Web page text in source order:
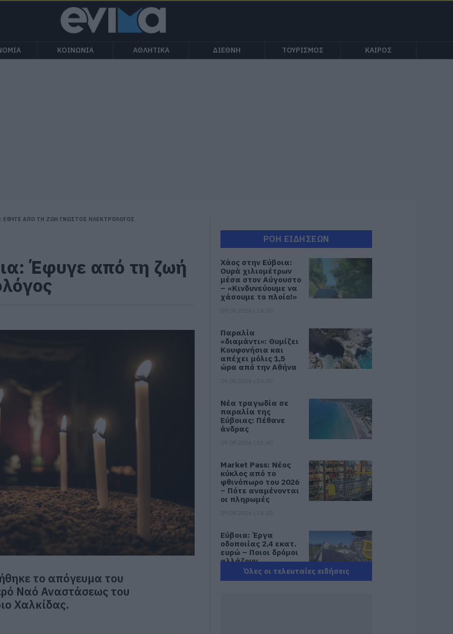
ΚΟΙΝΩΝΙΑ ΑΘΛΗΤΙΚΑ ΔΙΕΘΝΗ ΤΟΥΡΙΣΜΟΣ ΚΑΙΡΟΣ
ΕΦΥΓΕ ΑΠΟ ΤΗ ΖΩΗ ΓΝΩΣΤΟΣ ΗΛΕΚΤΡΟΛΟΓΟΣ
Έφυγε από τη ζωή
το απόγευμα του
Ναό Αναστάσεως του
Χαλκίδας.
ΡΟΗ ΕΙΔΗΣΕΩΝ
Χάος στην Εύβοια:
Ουρά χιλιομέτρων
μέσα στον Αύγουστο
– «Κινδυνεύουμε να
χάσουμε το πλοίο!»
Παραλία
«διαμάντι»: Θυμίζει
Κουφονήσια και
απέχει μόλις 1,5
ώρα από την Αθήνα
Νέα τραγωδία σε
παραλία της
Εύβοιας: Πέθανε
άνδρας
Market Pass: Νέος
κύκλος από το
φθινόπωρο του 2026
– Πότε αναμένονται
οι πληρωμές
Εύβοια: Έργα
οδοποιίας 2,4 εκατ.
ευρώ – Ποιοι δρόμοι
αλλάζουν
09.08.2026 | 15:00
Όλες οι τελευταίες ειδήσεις